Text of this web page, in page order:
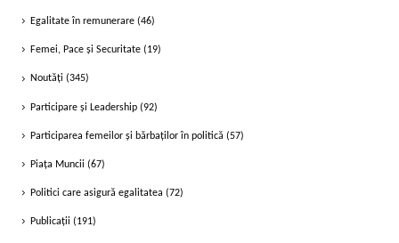
Egalitate în remunerare (46)
Femei, Pace și Securitate (19)
Noutăți (345)
Participare și Leadership (92)
Participarea femeilor și bărbaților în politică (57)
Piața Muncii (67)
Politici care asigură egalitatea (72)
Publicații (191)